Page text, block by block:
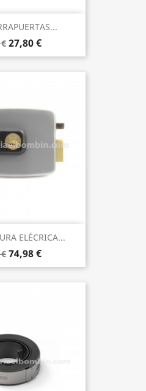
27,80 €
ELÉCRICA...
74,98 €